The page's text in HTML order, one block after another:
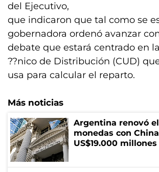
del Ejecutivo,
que indicaron que tal como se
gobernadora ordenó avanzar
debate que estará centrado en
??nico de Distribución (CUD)
usa para calcular el reparto.
Más noticias
Argentina renovó
monedas con
US$19.000 millones